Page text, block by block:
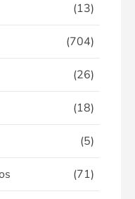
(13)
(704)
(26)
(18)
(5)
(71)